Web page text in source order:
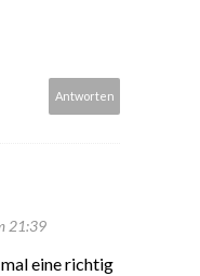
Antworten
21:39
eine richtig